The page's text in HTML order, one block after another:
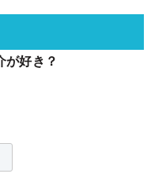
が好き？